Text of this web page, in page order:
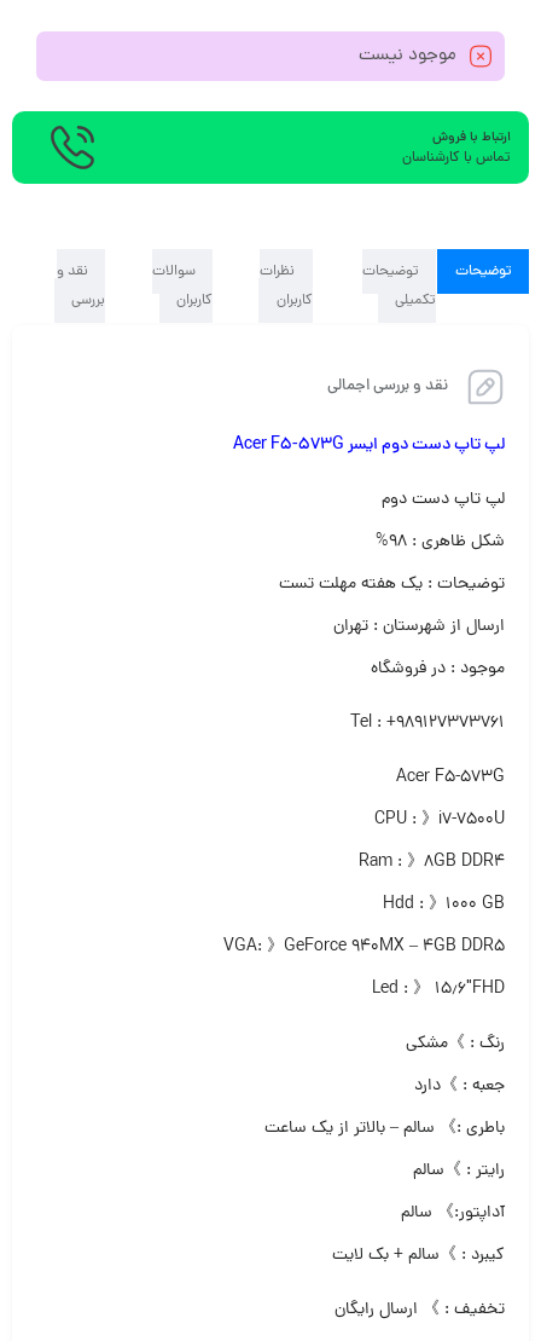
موجود نیست
ارتباط با فروش
تماس با کارشناسان
توضیحات
توضیحات
تکمیلی
نظرات
کاربران
سوالات
کاربران
نقد و
بررسی
نقد و بررسی اجمالی
لپ تاپ دست دوم ایسر Acer F5-573G
لپ تاپ دست دوم‌
شکل ظاهری : ۹۸%
توضیحات : یک هفته مهلت تست
ارسال از شهرستان : تهران
موجود : در فروشگاه
Tel : +989127373761
Acer F5-573G
CPU : 》i7-7500U
Ram : 》۸GB DDR4
Hdd : 》۱۰۰۰ GB
VGA: 》GeForce 940MX – 4GB DDR5
Led : 》 ۱۵٫۶″FHD
رنگ : 》مشکی
جعبه : 》دارد
باطری :》 سالم – بالاتر از یک ساعت
رایتر : 》سالم
آداپتور:》 سالم
کیبرد : 》سالم + بک لایت
تخفیف : 》 ارسال رایگان